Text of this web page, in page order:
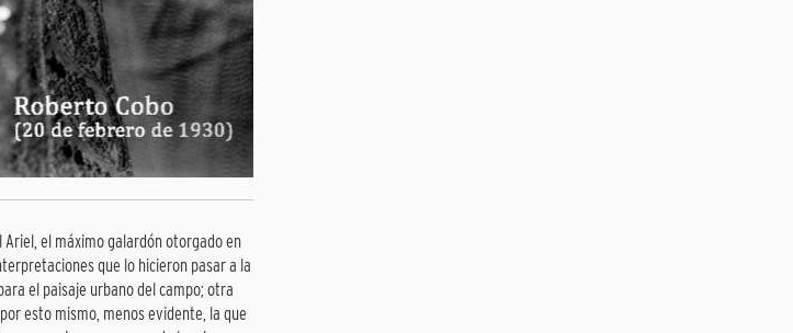
el máximo galardón otorgado en
que lo hicieron pasar a la
el paisaje urbano del campo; otra
esto mismo, menos evidente, la que